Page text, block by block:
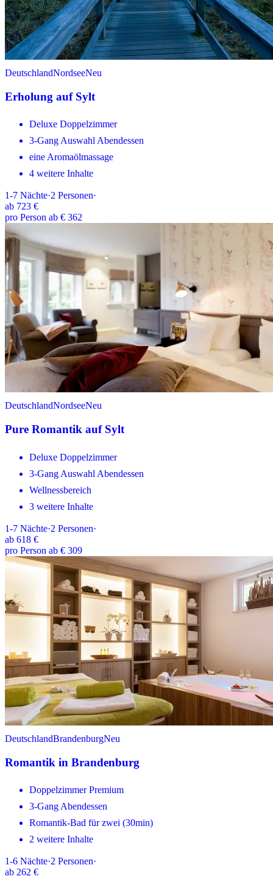
DeutschlandNordseeNeu
Erholung auf Sylt
Deluxe Doppelzimmer
3-Gang Auswahl Abendessen
eine Aromaölmassage
4 weitere Inhalte
1-7 Nächte·2 Personen·
ab 723 €
pro Person ab € 362
DeutschlandNordseeNeu
Pure Romantik auf Sylt
Deluxe Doppelzimmer
3-Gang Auswahl Abendessen
Wellnessbereich
3 weitere Inhalte
1-7 Nächte·2 Personen·
ab 618 €
pro Person ab € 309
DeutschlandBrandenburgNeu
Romantik in Brandenburg
Doppelzimmer Premium
3-Gang Abendessen
Romantik-Bad für zwei (30min)
2 weitere Inhalte
1-6 Nächte·2 Personen·
ab 262 €